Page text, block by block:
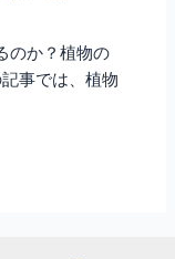
のか？植物の
事では、植物